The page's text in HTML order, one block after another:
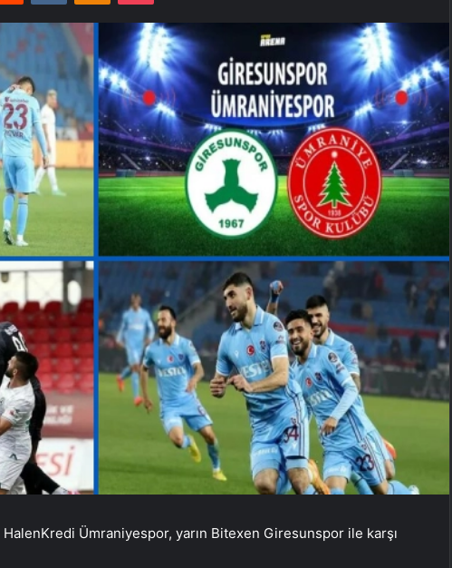
HalenKredi Ümraniyespor, yarın Bitexen Giresunspor ile karşı